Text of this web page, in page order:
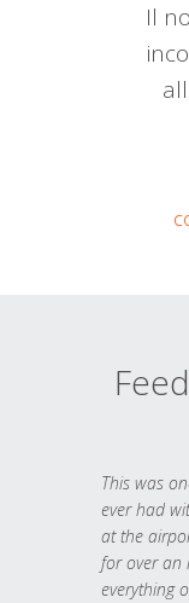
Il
This was
ever had
at the
for over an
everything